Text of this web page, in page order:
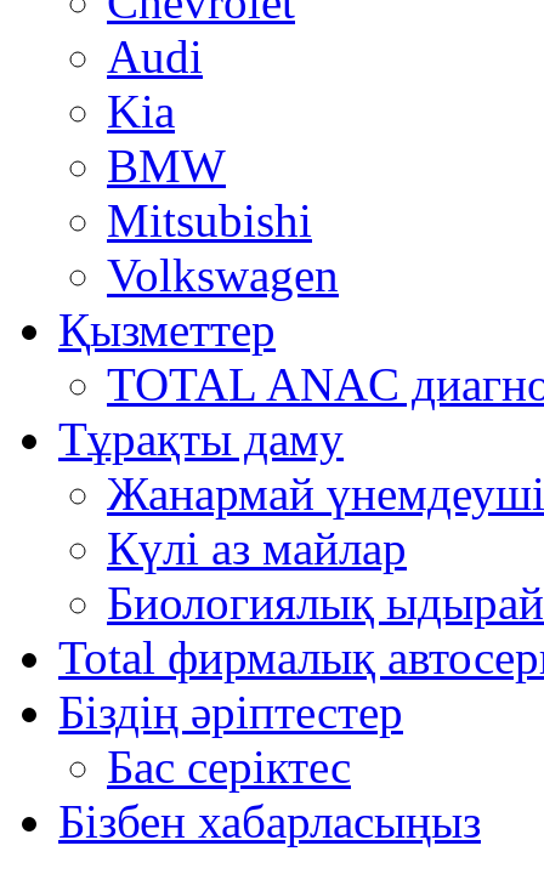
Audi
Kia
BMW
Mitsubishi
Volkswagen
Қызметтер
TOTAL ANAC
Тұрақты даму
Жанармай
Күлі аз майлар
Биологиялық
Total фирмалық
Біздің әріптестер
Бас серіктес
Бізбен хабарласыңыз